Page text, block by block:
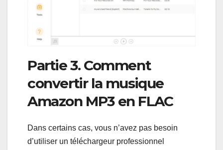
Partie 3. Comment
convertir la musique
Amazon MP3 en FLAC
Dans certains cas, vous n’avez pas besoin
d’utiliser un téléchargeur professionnel